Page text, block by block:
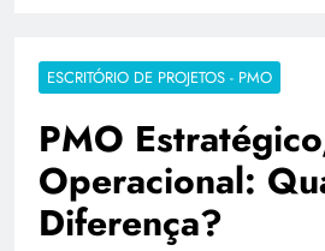
ESCRITÓRIO DE PROJETOS - PMO
PMO
Operacional:
Diferença?